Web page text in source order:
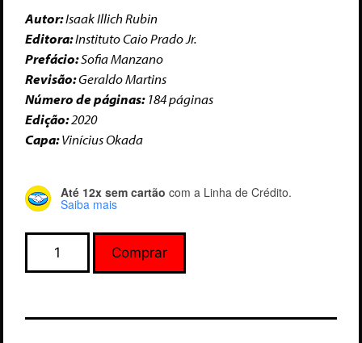
Autor:Isaak Illich Rubin
Editora:Instituto Caio Prado Jr.
Prefácio:Sofia Manzano
Revisão:Geraldo Martins
Número de páginas: 184 páginas
Edição:2020
Capa:Vinícius Okada
Até 12x sem cartão com a Linha de Crédito.
Saiba mais
Comprar